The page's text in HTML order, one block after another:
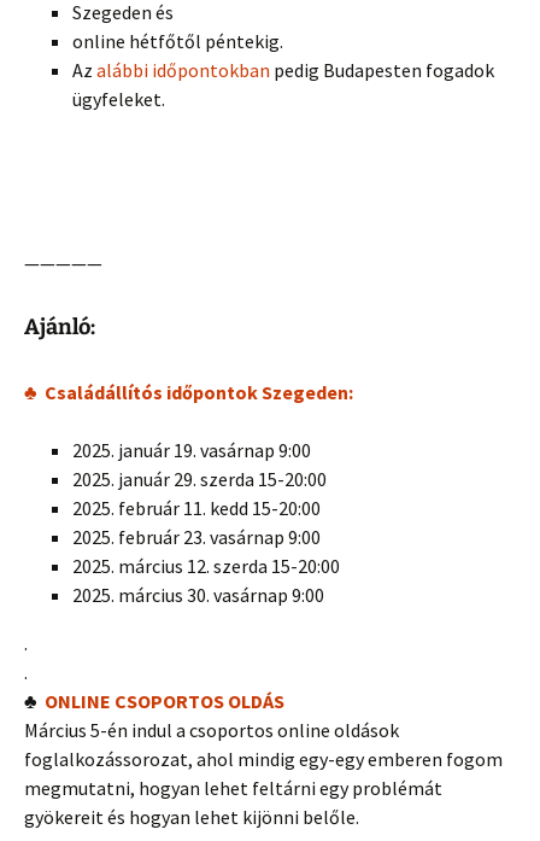
Szegeden és
online hétfőtől péntekig.
Az alábbi időpontokban pedig Budapesten fogadok
ügyfeleket.
—————
Ajánló:
♣ Családállítós időpontok Szegeden:
2025. január 19. vasárnap 9:00
2025. január 29. szerda 15-20:00
2025. február 11. kedd 15-20:00
2025. február 23. vasárnap 9:00
2025. március 12. szerda 15-20:00
2025. március 30. vasárnap 9:00
.
.
♣ ONLINE CSOPORTOS OLDÁS
Március 5-én indul a csoportos online oldások
foglalkozássorozat, ahol mindig egy-egy emberen fogom
megmutatni, hogyan lehet feltárni egy problémát
gyökereit és hogyan lehet kijönni belőle.